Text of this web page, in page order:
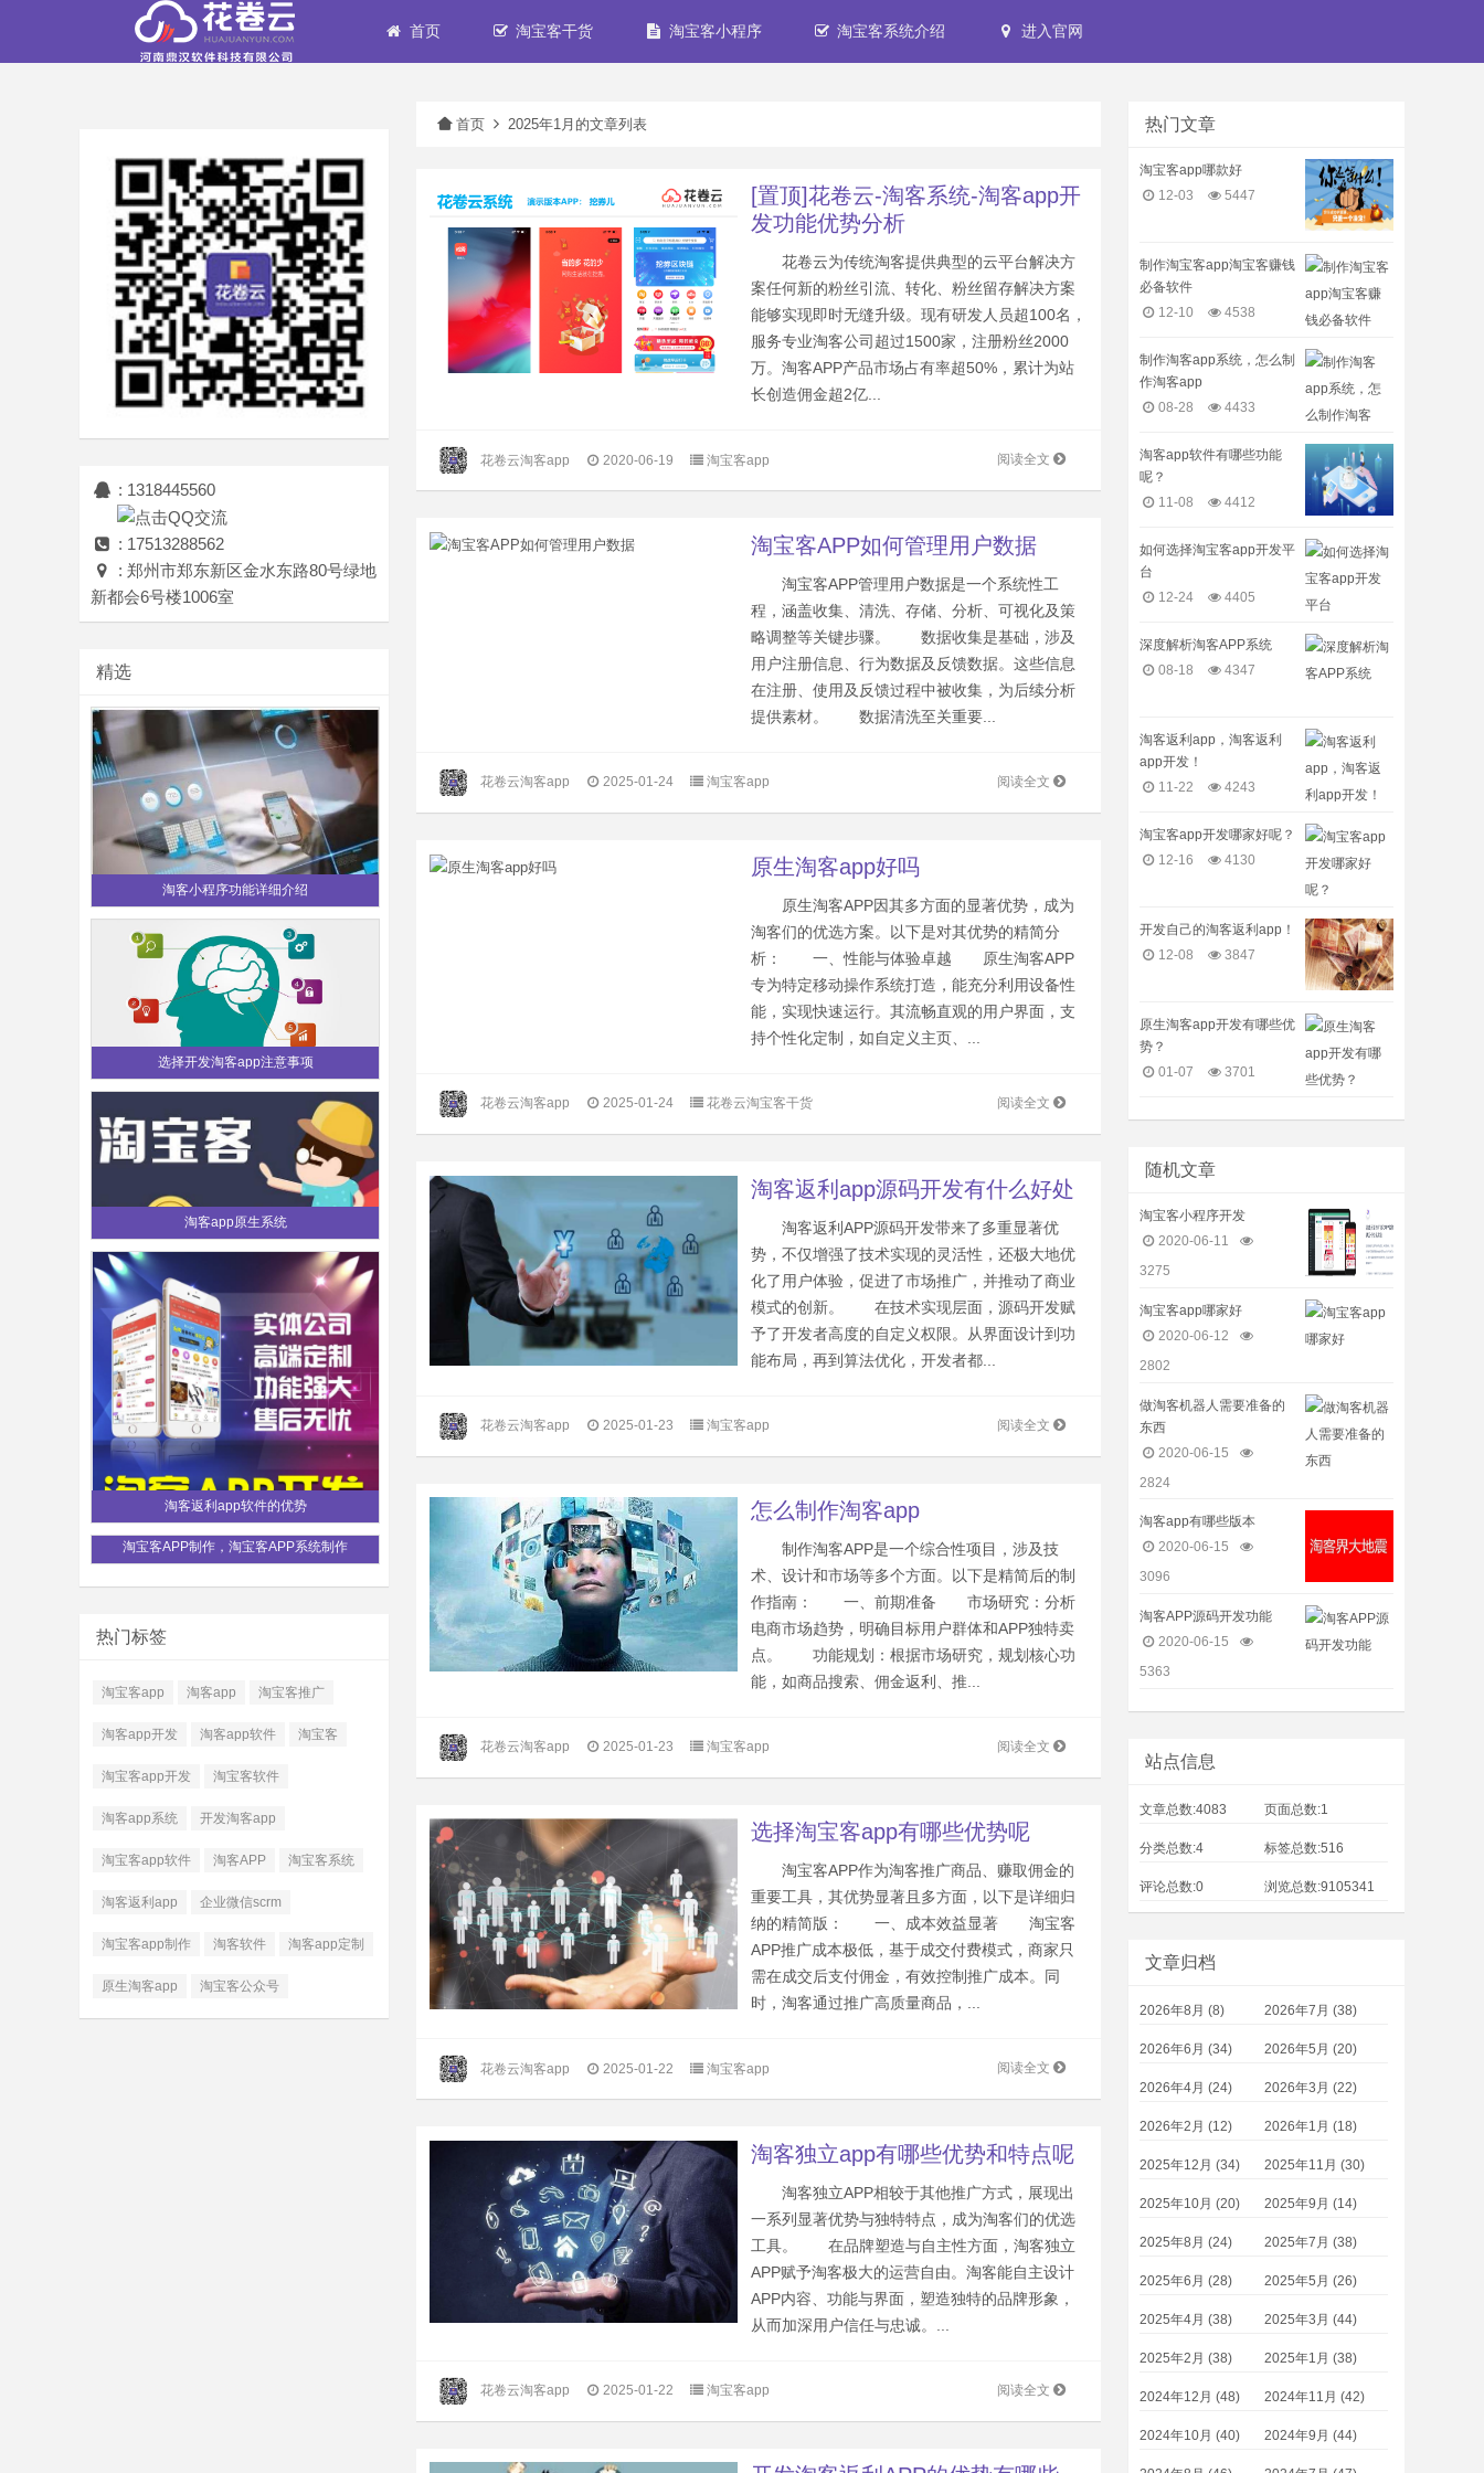
首页 淘宝客干货 淘宝客小程序 淘宝客系统介绍 进入官网
: 1318445560
: 17513288562
: 郑州市郑东新区金水东路80号绿地
新都会6号楼1006室
精选
淘客小程序功能详细介绍
选择开发淘客app注意事项
淘客app原生系统
淘客返利app软件的优势
淘宝客APP制作，淘宝客APP系统制作
热门标签
淘宝客app 淘客app 淘宝客推广
淘客app开发 淘客app软件 淘宝客
淘宝客app开发 淘宝客软件
淘客app系统 开发淘客app
淘宝客app软件 淘客APP 淘宝客系统
淘客返利app 企业微信scrm
淘宝客app制作 淘客软件 淘客app定制
原生淘客app 淘宝客公众号
首页 2025年1月的文章列表
[置顶]花卷云-淘客系统-淘客app开
发功能优势分析
花卷云为传统淘客提供典型的云平台解决方
案任何新的粉丝引流、转化、粉丝留存解决方案
能够实现即时无缝升级。现有研发人员超100名，
服务专业淘客公司超过1500家，注册粉丝2000
万。淘客APP产品市场占有率超50%，累计为站
长创造佣金超2亿...
阅读全文
花卷云淘客app 2020-06-19 淘宝客app
淘宝客APP如何管理用户数据
淘宝客APP管理用户数据是一个系统性工
程，涵盖收集、清洗、存储、分析、可视化及策
略调整等关键步骤。 数据收集是基础，涉及
用户注册信息、行为数据及反馈数据。这些信息
在注册、使用及反馈过程中被收集，为后续分析
提供素材。 数据清洗至关重要...
阅读全文
花卷云淘客app 2025-01-24 淘宝客app
原生淘客app好吗
原生淘客APP因其多方面的显著优势，成为
淘客们的优选方案。以下是对其优势的精简分
析： 一、性能与体验卓越 原生淘客APP
专为特定移动操作系统打造，能充分利用设备性
能，实现快速运行。其流畅直观的用户界面，支
持个性化定制，如自定义主页、...
阅读全文
花卷云淘客app 2025-01-24 花卷云淘宝客干货
淘客返利app源码开发有什么好处
淘客返利APP源码开发带来了多重显著优
势，不仅增强了技术实现的灵活性，还极大地优
化了用户体验，促进了市场推广，并推动了商业
模式的创新。 在技术实现层面，源码开发赋
予了开发者高度的自定义权限。从界面设计到功
能布局，再到算法优化，开发者都...
阅读全文
花卷云淘客app 2025-01-23 淘宝客app
怎么制作淘客app
制作淘客APP是一个综合性项目，涉及技
术、设计和市场等多个方面。以下是精简后的制
作指南： 一、前期准备 市场研究：分析
电商市场趋势，明确目标用户群体和APP独特卖
点。 功能规划：根据市场研究，规划核心功
能，如商品搜索、佣金返利、推...
阅读全文
花卷云淘客app 2025-01-23 淘宝客app
选择淘宝客app有哪些优势呢
淘宝客APP作为淘客推广商品、赚取佣金的
重要工具，其优势显著且多方面，以下是详细归
纳的精简版： 一、成本效益显著 淘宝客
APP推广成本极低，基于成交付费模式，商家只
需在成交后支付佣金，有效控制推广成本。同
时，淘客通过推广高质量商品，...
阅读全文
花卷云淘客app 2025-01-22 淘宝客app
淘客独立app有哪些优势和特点呢
淘客独立APP相较于其他推广方式，展现出
一系列显著优势与独特特点，成为淘客们的优选
工具。 在品牌塑造与自主性方面，淘客独立
APP赋予淘客极大的运营自由。淘客能自主设计
APP内容、功能与界面，塑造独特的品牌形象，
从而加深用户信任与忠诚。...
阅读全文
花卷云淘客app 2025-01-22 淘宝客app
热门文章
淘宝客app哪款好
12-03
5447
制作淘宝客app淘宝客赚钱
必备软件
12-10
4538
制作淘客app系统，怎么制
作淘客app
08-28
4433
淘客app软件有哪些功能
呢？
11-08
4412
如何选择淘宝客app开发平
台
12-24
4405
深度解析淘客APP系统
08-18
4347
淘客返利app，淘客返利
app开发！
11-22
4243
淘宝客app开发哪家好呢？
12-16
4130
开发自己的淘客返利app！
12-08
3847
原生淘客app开发有哪些优
势？
01-07
3701
随机文章
淘宝客小程序开发
2020-06-11
3275
淘宝客app哪家好
2020-06-12
2802
做淘客机器人需要准备的
东西
2020-06-15
2824
淘客app有哪些版本
2020-06-15
3096
淘客APP源码开发功能
2020-06-15
5363
站点信息
文章总数:4083 页面总数:1
分类总数:4 标签总数:516
评论总数:0 浏览总数:9105341
文章归档
2026年8月 (8) 2026年7月 (38)
2026年6月 (34) 2026年5月 (20)
2026年4月 (24) 2026年3月 (22)
2026年2月 (12) 2026年1月 (18)
2025年12月 (34) 2025年11月 (30)
2025年10月 (20) 2025年9月 (14)
2025年8月 (24) 2025年7月 (38)
2025年6月 (28) 2025年5月 (26)
2025年4月 (38) 2025年3月 (44)
2025年2月 (38) 2025年1月 (38)
2024年12月 (48) 2024年11月 (42)
2024年10月 (40) 2024年9月 (44)